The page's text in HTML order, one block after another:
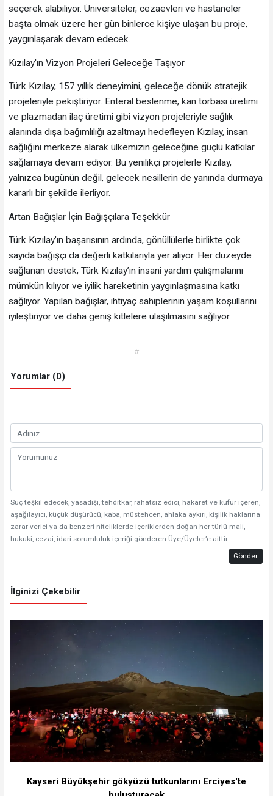
seçerek alabiliyor. Üniversiteler, cezaevleri ve hastaneler
başta olmak üzere her gün binlerce kişiye ulaşan bu proje,
yaygınlaşarak devam edecek.
Kızılay'ın Vizyon Projeleri Geleceğe Taşıyor
Türk Kızılay, 157 yıllık deneyimini, geleceğe dönük stratejik
projeleriyle pekiştiriyor. Enteral beslenme, kan torbası üretimi
ve plazmadan ilaç üretimi gibi vizyon projeleriyle sağlık
alanında dışa bağımlılığı azaltmayı hedefleyen Kızılay, insan
sağlığını merkeze alarak ülkemizin geleceğine güçlü katkılar
sağlamaya devam ediyor. Bu yenilikçi projelerle Kızılay,
yalnızca bugünün değil, gelecek nesillerin de yanında durmaya
kararlı bir şekilde ilerliyor.
Artan Bağışlar İçin Bağışçılara Teşekkür
Türk Kızılay’ın başarısının ardında, gönüllülerle birlikte çok
sayıda bağışçı da değerli katkılarıyla yer alıyor. Her düzeyde
sağlanan destek, Türk Kızılay’ın insani yardım çalışmalarını
mümkün kılıyor ve iyilik hareketinin yaygınlaşmasına katkı
sağlıyor. Yapılan bağışlar, ihtiyaç sahiplerinin yaşam koşullarını
iyileştiriyor ve daha geniş kitlelere ulaşılmasını sağlıyor
#
Yorumlar (0)
Suç teşkil edecek, yasadışı, tehditkar, rahatsız edici, hakaret ve küfür içeren,
aşağılayıcı, küçük düşürücü, kaba, müstehcen, ahlaka aykırı, kişilik haklarına
zarar verici ya da benzeri niteliklerde içeriklerden doğan her türlü mali,
hukuki, cezai, idari sorumluluk içeriği gönderen Üye/Üyeler’e aittir.
Gönder
İlginizi Çekebilir
Kayseri Büyükşehir gökyüzü tutkunlarını Erciyes'te